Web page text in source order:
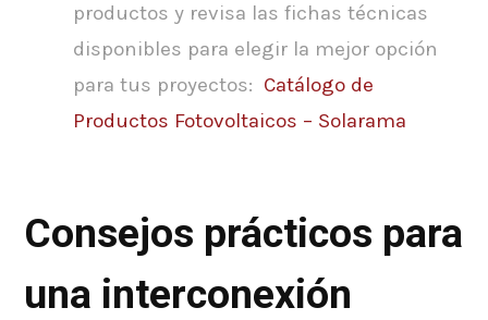
productos y revisa las fichas técnicas
disponibles para elegir la mejor opción
para tus proyectos: Catálogo de
Productos Fotovoltaicos – Solarama
Consejos prácticos para
una interconexión